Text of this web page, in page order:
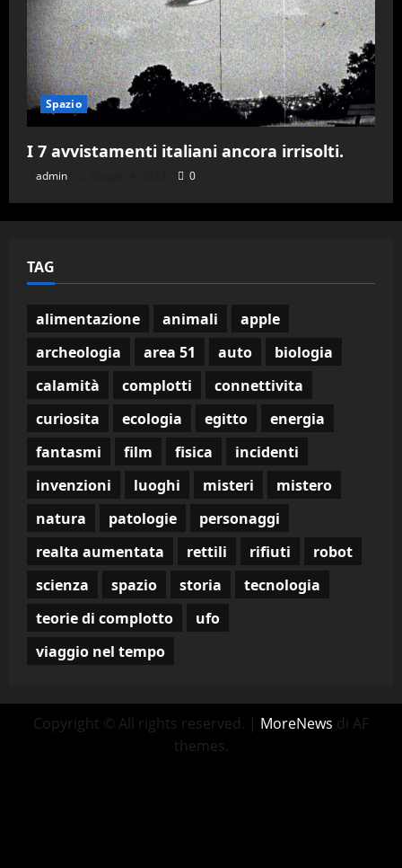
Spazio
I 7 avvistamenti italiani ancora irrisolti.
admin 0
TAG
alimentazione animali
apple
archeologia
area 51 auto
biologia
calamità
complotti
connettivita
curiosita
ecologia egitto
energia
fantasmi
film fisica
incidenti
invenzioni
luoghi misteri
mistero
natura
patologie
personaggi
realta aumentata
rettili rifiuti
robot
scienza
spazio storia
tecnologia
teorie di complotto
ufo
viaggio nel tempo
Copyright © All rights reserved. | MoreNews di AF
themes.